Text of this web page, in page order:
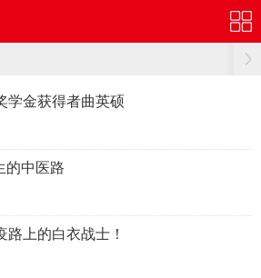
金获得者曲英硕
的中医路
上的白衣战士！